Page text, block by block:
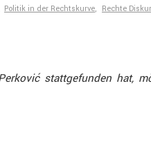
Politik in der Rechtskurve, Rechte
statt­ge­funden hat,